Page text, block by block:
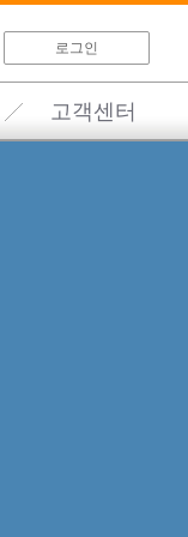
로그인
고객센터